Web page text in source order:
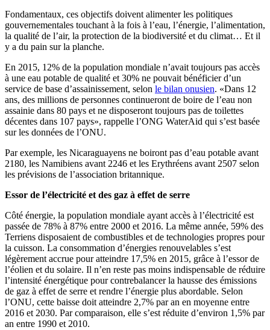
Fondamentaux, ces objectifs doivent alimenter les politiques
gouvernementales touchant à la fois à l’eau, l’énergie, l’alimentation,
la qualité de l’air, la protection de la biodiversité et du climat… Et il
y a du pain sur la planche.
En 2015, 12% de la population mondiale n’avait toujours pas accès
à une eau potable de qualité et 30% ne pouvait bénéficier d’un
service de base d’assainissement, selon le bilan onusien. «Dans 12
ans, des millions de personnes continueront de boire de l’eau non
assainie dans 80 pays et ne disposeront toujours pas de toilettes
décentes dans 107 pays», rappelle l’ONG WaterAid qui s’est basée
sur les données de l’ONU.
Par exemple, les Nicaraguayens ne boiront pas d’eau potable avant
2180, les Namibiens avant 2246 et les Erythréens avant 2507 selon
les prévisions de l’association britannique.
Essor de l’électricité et des gaz à effet de serre
Côté énergie, la population mondiale ayant accès à l’électricité est
passée de 78% à 87% entre 2000 et 2016. La même année, 59% des
Terriens disposaient de combustibles et de technologies propres pour
la cuisson. La consommation d’énergies renouvelables s’est
légèrement accrue pour atteindre 17,5% en 2015, grâce à l’essor de
l’éolien et du solaire. Il n’en reste pas moins indispensable de réduire
l’intensité énergétique pour contrebalancer la hausse des émissions
de gaz à effet de serre et rendre l’énergie plus abordable. Selon
l’ONU, cette baisse doit atteindre 2,7% par an en moyenne entre
2016 et 2030. Par comparaison, elle s’est réduite d’environ 1,5% par
an entre 1990 et 2010.